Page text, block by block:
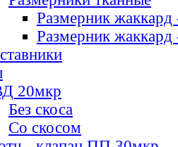
Размерник
Размерник
20мкр
Без скоса
Со скосом